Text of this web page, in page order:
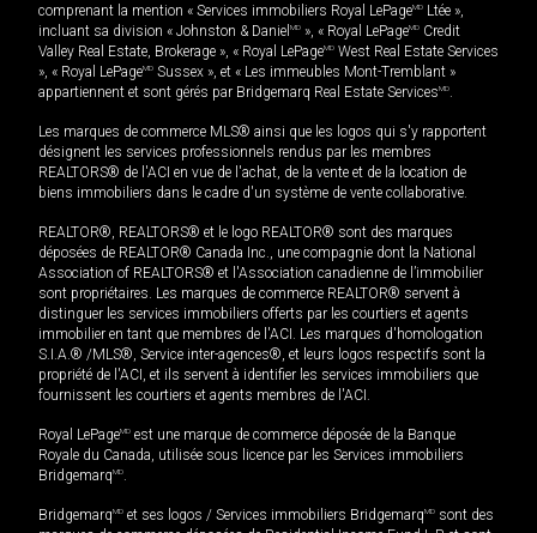
comprenant la mention « Services immobiliers Royal LePageMD Ltée »,
incluant sa division « Johnston & Daniel MD », « Royal LePageMD Credit
Valley Real Estate, Brokerage », « Royal LePageMD West Real Estate Services
», « Royal LePageMD Sussex », et « Les immeubles Mont-Tremblant »
appartiennent et sont gérés par Bridgemarq Real Estate ServicesMD.
Les marques de commerce MLS® ainsi que les logos qui s'y rapportent
désignent les services professionnels rendus par les membres
REALTORS® de l'ACI en vue de l'achat, de la vente et de la location de
biens immobiliers dans le cadre d'un système de vente collaborative.
REALTOR®, REALTORS® et le logo REALTOR® sont des marques
déposées de REALTOR® Canada Inc., une compagnie dont la National
Association of REALTORS® et l'Association canadienne de l’immobilier
sont propriétaires. Les marques de commerce REALTOR® servent à
distinguer les services immobiliers offerts par les courtiers et agents
immobilier en tant que membres de l'ACI. Les marques d'homologation
S.I.A.® /MLS®, Service inter-agences®, et leurs logos respectifs sont la
propriété de l'ACI, et ils servent à identifier les services immobiliers que
fournissent les courtiers et agents membres de l'ACI.
Royal LePageMD est une marque de commerce déposée de la Banque
Royale du Canada, utilisée sous licence par les Services immobiliers
BridgemarqMD.
BridgemarqMD et ses logos / Services immobiliers BridgemarqMD sont des